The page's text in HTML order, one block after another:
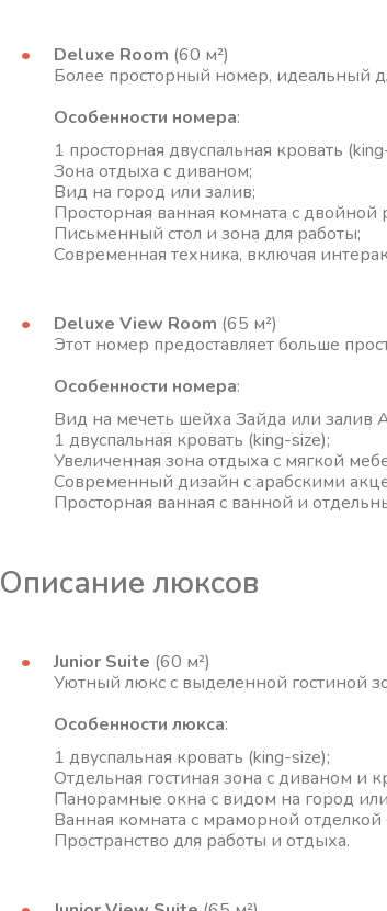
Deluxe Room (60 м²)
Более просторный номер, идеальный
Особенности номера:
1 просторная двуспальная кровать
Зона отдыха с диваном;
Вид на город или залив;
Просторная ванная комната с
Письменный стол и зона для работы;
Современная техника, включая
Deluxe View Room (65 м²)
Этот номер предоставляет больше
Особенности номера:
Вид на мечеть шейха Зайда или залив
1 двуспальная кровать (king-size);
Увеличенная зона отдыха с мягкой
Современный дизайн с арабскими
Просторная ванная с ванной и
Описание люксов
Junior Suite (60 м²)
Уютный люкс с выделенной гостиной
Особенности люкса:
1 двуспальная кровать (king-size);
Отдельная гостиная зона с диваном и
Панорамные окна с видом на город
Ванная комната с мраморной
Пространство для работы и отдыха.